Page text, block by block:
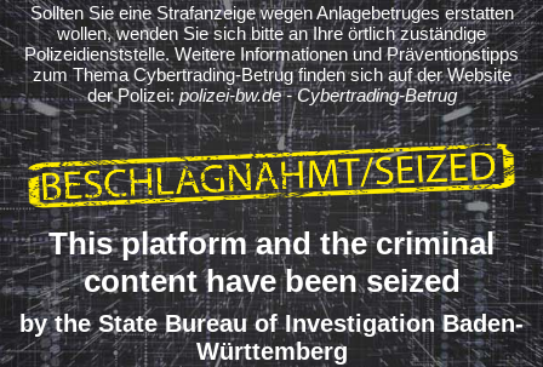
Sollten Sie eine Strafanzeige wegen Anlagebetruges erstatten
wollen, wenden Sie sich bitte an Ihre örtlich zuständige
Polizeidienststelle. Weitere Informationen und Präventionstipps
zum Thema Cybertrading-Betrug finden sich auf der Website
der Polizei:polizei-bw.de - Cybertrading-Betrug
This platform and the criminal
content have been seized
by the State Bureau of Investigation Baden-
Württemberg